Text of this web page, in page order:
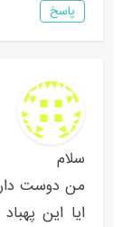
پاسخ
سلام
من دوست
ایا این